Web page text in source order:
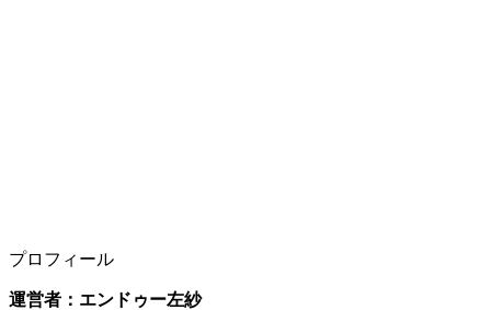
プロフィール
運営者：エンドゥー左紗